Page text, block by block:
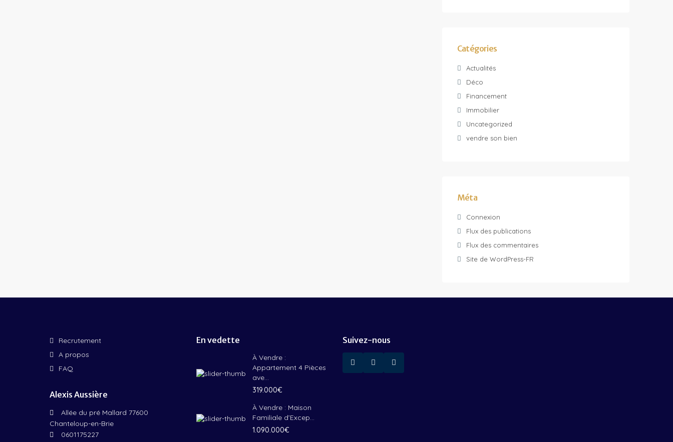
Catégories
Actualités
Déco
Financement
Immobilier
Uncategorized
vendre son bien
Méta
Connexion
Flux des publications
Flux des commentaires
Site de WordPress-FR
Recrutement
A propos
FAQ
Alexis Aussière
Allée du pré Mallard 77600
Chanteloup-en-Brie
0601175227
En vedette
À Vendre :
Appartement 4 Pièces
ave...
319.000€
À Vendre : Maison
Familiale d’Excep...
1.090.000€
Suivez-nous